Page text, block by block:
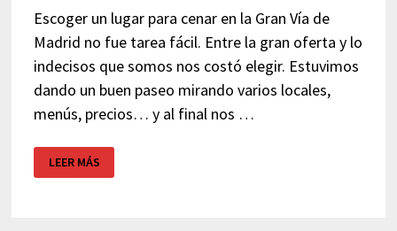
Escoger un lugar para cenar en la Gran Vía de
Madrid no fue tarea fácil. Entre la gran oferta y lo
indecisos que somos nos costó elegir. Estuvimos
dando un buen paseo mirando varios locales,
menús, precios… y al final nos …
RESTAURANTE
GRAN
VÍA
LEER MÁS